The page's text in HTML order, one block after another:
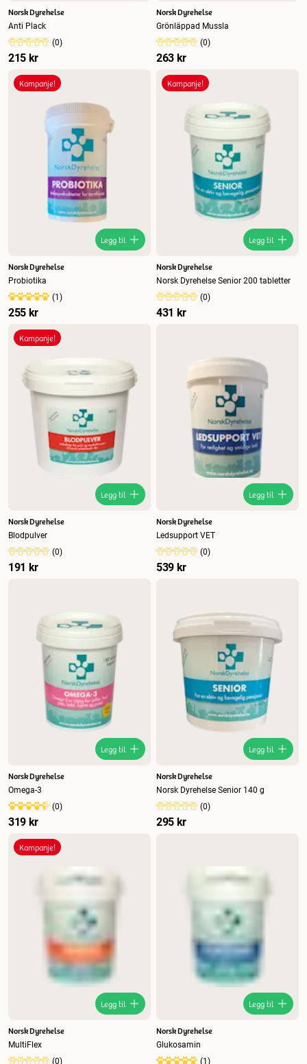
Norsk Dyrehelse
Anti Plack
(0)
215 kr
Norsk Dyrehelse
Grönläppad Mussla
(0)
263 kr
Kampanje!
Legg til
Norsk Dyrehelse
Probiotika
(1)
255 kr
Kampanje!
Legg til
Norsk Dyrehelse
Norsk Dyrehelse Senior 200 tabletter
(0)
431 kr
Kampanje!
Legg til
Norsk Dyrehelse
Blodpulver
(0)
191 kr
Legg til
Norsk Dyrehelse
Ledsupport VET
(0)
539 kr
Legg til
Norsk Dyrehelse
Omega-3
(0)
319 kr
Legg til
Norsk Dyrehelse
Norsk Dyrehelse Senior 140 g
(0)
295 kr
Kampanje!
Legg til
Norsk Dyrehelse
MultiFlex
(0)
Legg til
Norsk Dyrehelse
Glukosamin
(1)